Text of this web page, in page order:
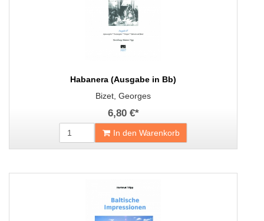
Habanera (Ausgabe in Bb)
Bizet, Georges
6,80 €*
In den Warenkorb